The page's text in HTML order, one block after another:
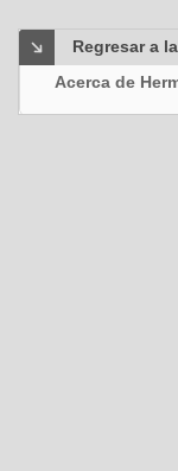
Regresar a
Acerca de